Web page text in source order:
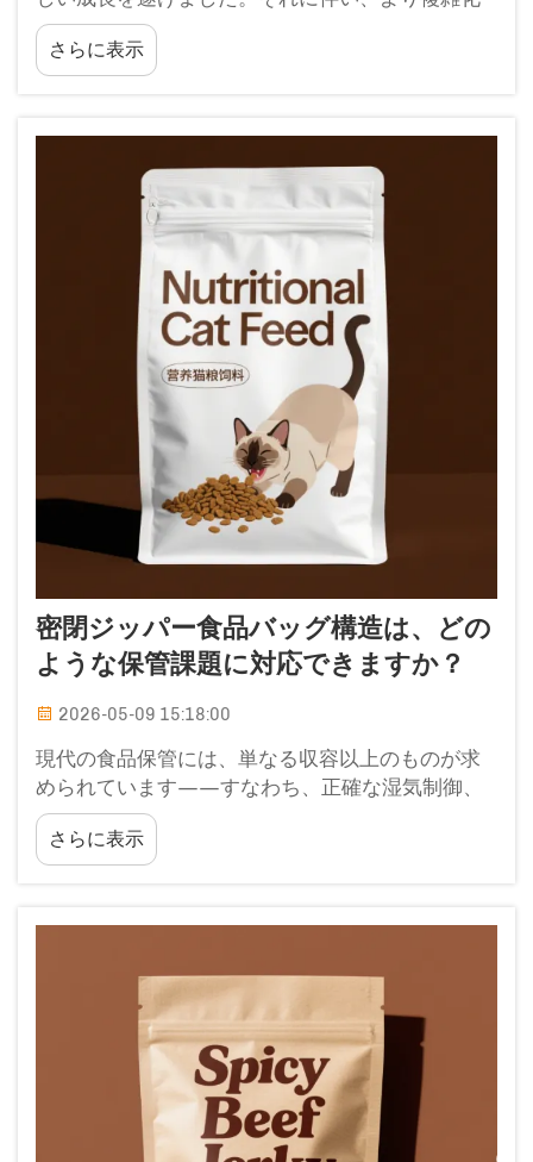
する課題も生じています——すなわち、製品を国
境を越えて安全かつ効率的に輸送することです。
ペットフードの包装は、もはや単に…
さらに表示
密閉ジッパー食品バッグ構造は、どの
ような保管課題に対応できますか？
2026-05-09 15:18:00
現代の食品保管には、単なる収容以上のものが求
められています——すなわち、正確な湿気制御、
長期にわたる賞味期限の延長、およびサプライチ
ェーン全体で維持される構造的強度が不可欠で
す。密閉ジッパー食品バッグは、最も多機能な…
さらに表示